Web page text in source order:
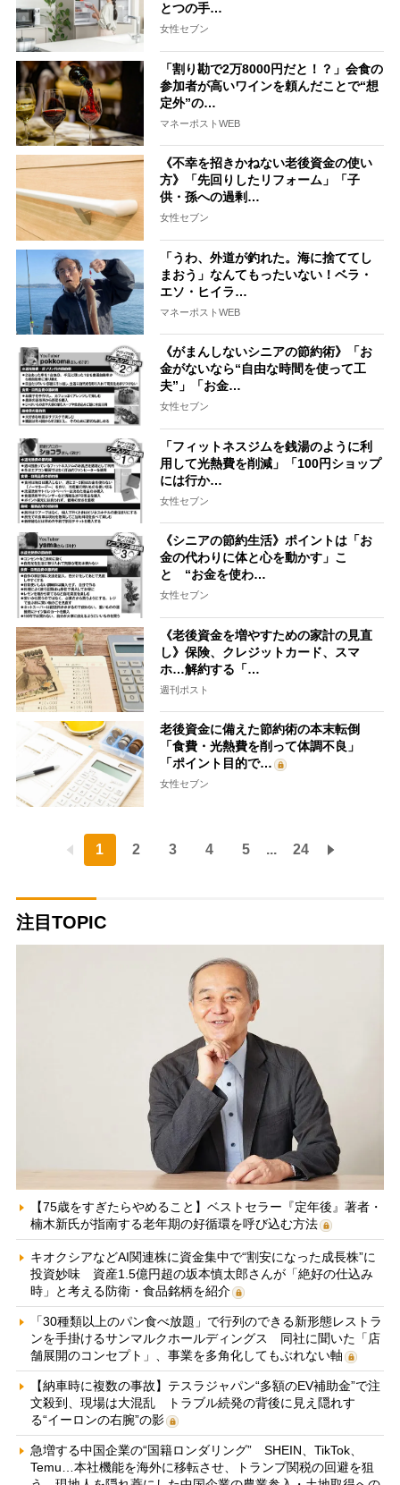
とつの手…
女性セブン
「割り勘で2万8000円だと！？」会食の
参加者が高いワインを頼んだことで“想
定外”の…
マネーポストWEB
《不幸を招きかねない老後資金の使い
方》「先回りしたリフォーム」「子
供・孫への過剰…
女性セブン
「うわ、外道が釣れた。海に捨ててし
まおう」なんてもったいない！ベラ・
エソ・ヒイラ…
マネーポストWEB
《がまんしないシニアの節約術》「お
金がないなら“自由な時間を使って工
夫”」「お金…
女性セブン
「フィットネスジムを銭湯のように利
用して光熱費を削減」「100円ショップ
には行か…
女性セブン
《シニアの節約生活》ポイントは「お
金の代わりに体と心を動かす」こ
と “お金を使わ…
女性セブン
《老後資金を増やすための家計の見直
し》保険、クレジットカード、スマ
ホ…解約する「…
週刊ポスト
老後資金に備えた節約術の本末転倒
「食費・光熱費を削って体調不良」
「ポイント目的で…
女性セブン
1 2 3 4 5 ... 24
注目TOPIC
【75歳をすぎたらやめること】ベストセラー『定年後』著者・
楠木新氏が指南する老年期の好循環を呼び込む方法
キオクシアなどAI関連株に資金集中で“割安になった成長株”に
投資妙味 資産1.5億円超の坂本慎太郎さんが「絶好の仕込み
時」と考える防衛・食品銘柄を紹介
「30種類以上のパン食べ放題」で行列のできる新形態レストラ
ンを手掛けるサンマルクホールディングス 同社に聞いた「店
舗展開のコンセプト」、事業を多角化してもぶれない軸
【納車時に複数の事故】テスラジャパン“多額のEV補助金”で注
文殺到、現場は大混乱 トラブル続発の背後に見え隠れす
る“イーロンの右腕”の影
急増する中国企業の“国籍ロンダリング” SHEIN、TikTok、
Temu…本社機能を海外に移転させ、トランプ関税の回避を狙